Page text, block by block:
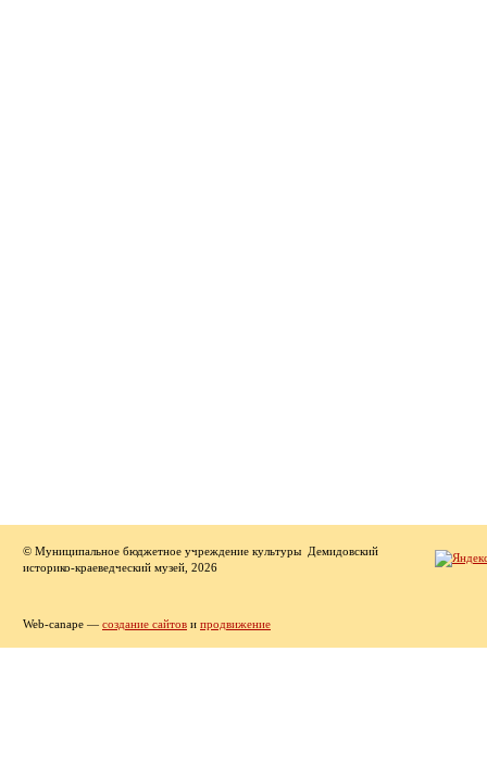
© Муниципальное бюджетное учреждение культуры Демидовский
историко-краеведческий музей, 2026
Web-canape — создание сайтов и продвижение